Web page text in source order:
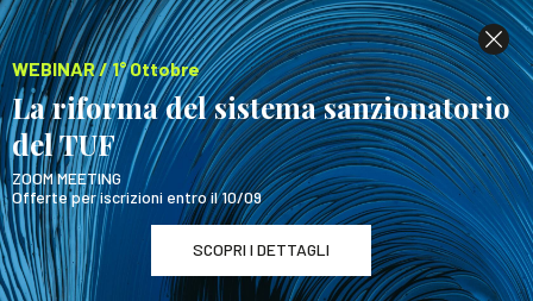
WEBINAR / 1° Ottobre
La riforma del sistema sanzionatorio
del TUF
ZOOM MEETING
Offerte per iscrizioni entro il 10/09
SCOPRI I DETTAGLI